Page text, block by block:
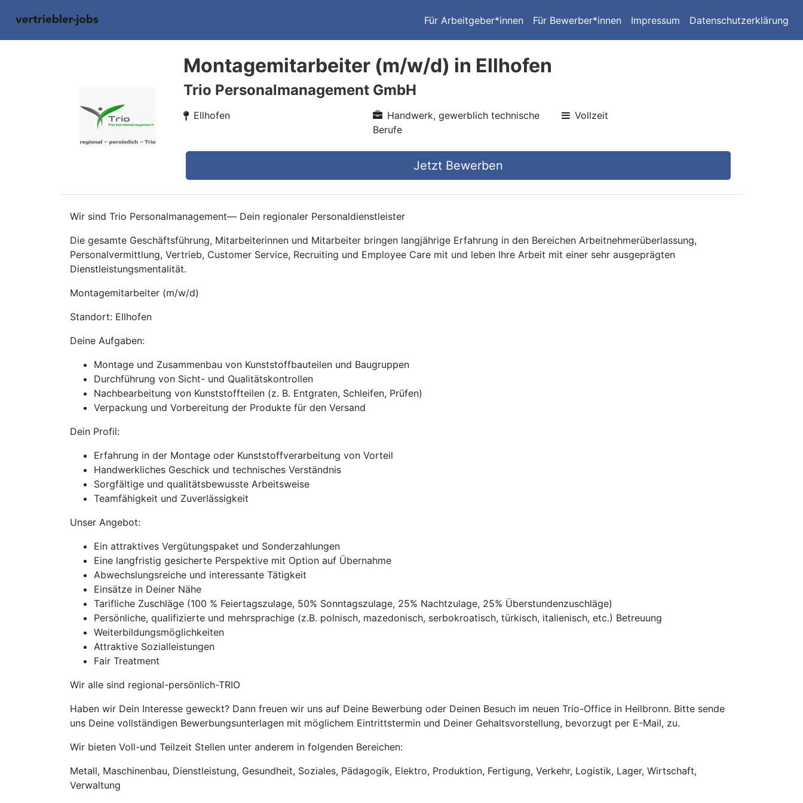
Für Arbeitgeber*innen Für Bewerber*innen Impressum Datenschutzerklärung
Montagemitarbeiter (m/w/d) in Ellhofen
Trio Personalmanagement GmbH
Ellhofen
Handwerk, gewerblich technische
Berufe
Vollzeit
Jetzt Bewerben
Wir sind Trio Personalmanagement— Dein regionaler Personaldienstleister
Die gesamte Geschäftsführung, Mitarbeiterinnen und Mitarbeiter bringen langjährige Erfahrung in den Bereichen Arbeitnehmerüberlassung,
Personalvermittlung, Vertrieb, Customer Service, Recruiting und Employee Care mit und leben Ihre Arbeit mit einer sehr ausgeprägten
Dienstleistungsmentalität.
Montagemitarbeiter (m/w/d)
Standort: Ellhofen
Deine Aufgaben:
Montage und Zusammenbau von Kunststoffbauteilen und Baugruppen
Durchführung von Sicht- und Qualitätskontrollen
Nachbearbeitung von Kunststoffteilen (z. B. Entgraten, Schleifen, Prüfen)
Verpackung und Vorbereitung der Produkte für den Versand
Dein Profil:
Erfahrung in der Montage oder Kunststoffverarbeitung von Vorteil
Handwerkliches Geschick und technisches Verständnis
Sorgfältige und qualitätsbewusste Arbeitsweise
Teamfähigkeit und Zuverlässigkeit
Unser Angebot:
Ein attraktives Vergütungspaket und Sonderzahlungen
Eine langfristig gesicherte Perspektive mit Option auf Übernahme
Abwechslungsreiche und interessante Tätigkeit
Einsätze in Deiner Nähe
Tarifliche Zuschläge (100 % Feiertagszulage, 50% Sonntagszulage, 25% Nachtzulage, 25% Überstundenzuschläge)
Persönliche, qualifizierte und mehrsprachige (z.B. polnisch, mazedonisch, serbokroatisch, türkisch, italienisch, etc.) Betreuung
Weiterbildungsmöglichkeiten
Attraktive Sozialleistungen
Fair Treatment
Wir alle sind regional-persönlich-TRIO
Haben wir Dein Interesse geweckt? Dann freuen wir uns auf Deine Bewerbung oder Deinen Besuch im neuen Trio-Office in Heilbronn. Bitte sende
uns Deine vollständigen Bewerbungsunterlagen mit möglichem Eintrittstermin und Deiner Gehaltsvorstellung, bevorzugt per E-Mail, zu.
Wir bieten Voll-und Teilzeit Stellen unter anderem in folgenden Bereichen:
Metall, Maschinenbau, Dienstleistung, Gesundheit, Soziales, Pädagogik, Elektro, Produktion, Fertigung, Verkehr, Logistik, Lager, Wirtschaft,
Verwaltung